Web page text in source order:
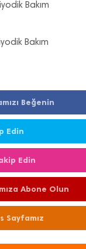
Bakım
Bakım
Beğenin
Edin
Edin
Abone Olun
Sayfamız